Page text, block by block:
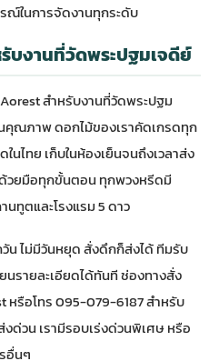
ณ์ในการจัดงานทุกระดับ
บงานที่วัดพระปฐมเจดีย์
สำหรับงานที่วัดพระปฐม
คุณภาพ ดอกไม้ของเราคัดเกรดทุก
นไทย เก็บในห้องเย็นจนถึงเวลาส่ง
วยมือทุกขั้นตอน ทุกพวงหรีดมี
ทูตและโรงแรม 5 ดาว
วัน ไม่มีวันหยุด สั่งดึกก็ส่งได้ ทีมรับ
นรายละเอียดได้ทันที ช่องทางสั่ง
หรือโทร 095-079-6187 สำหรับ
งด่วนเรามีรอบเร่งด่วนพิเศษ หรือ
อื่นๆ